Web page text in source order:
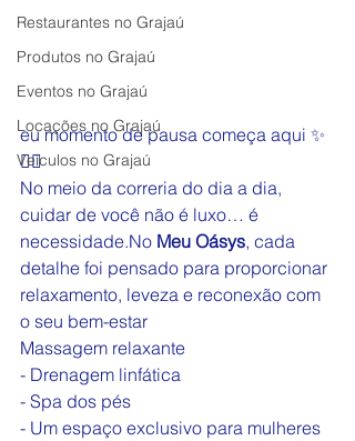
Restaurantes no Grajaú
Produtos no Grajaú
Eventos no Grajaú
Locações no Grajaú
Veículos no Grajaú
eu momento de pausa começa aqui ✨
💆‍♀️
No meio da correria do dia a dia,
cuidar de você não é luxo… é
necessidade.No Meu Oásys, cada
detalhe foi pensado para proporcionar
relaxamento, leveza e reconexão com
o seu bem-estar
Massagem relaxante
- Drenagem linfática
- Spa dos pés
- Um espaço exclusivo para mulheres